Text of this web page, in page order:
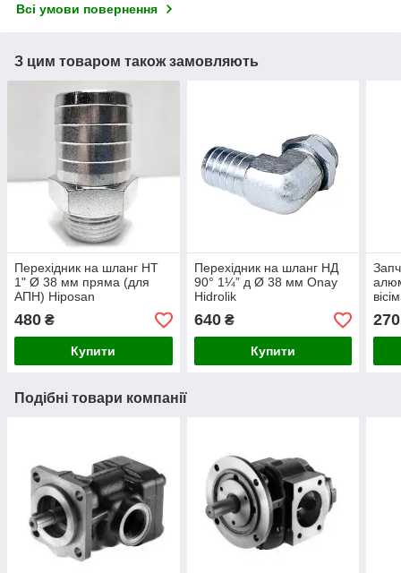
Всі умови повернення
З цим товаром також замовляють
Перехідник на шланг НТ
1" Ø 38 мм пряма (для
АПН) Hiposan
480 ₴
Купити
Перехідник на шланг НД
90° 1¼” д Ø 38 мм Onay
Hidrolik
640₴
Купити
270
Подібні товари компанії